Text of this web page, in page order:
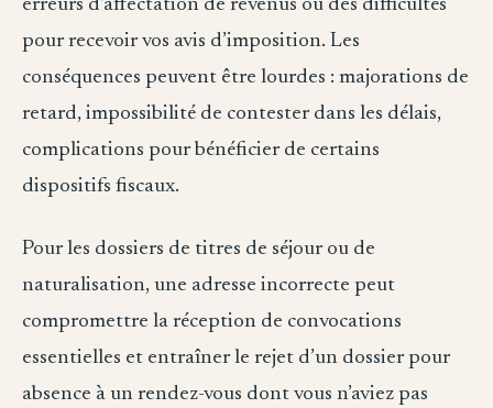
erreurs d’affectation de revenus ou des difficultés
pour recevoir vos avis d’imposition. Les
conséquences peuvent être lourdes : majorations de
retard, impossibilité de contester dans les délais,
complications pour bénéficier de certains
dispositifs fiscaux.
Pour les dossiers de titres de séjour ou de
naturalisation, une adresse incorrecte peut
compromettre la réception de convocations
essentielles et entraîner le rejet d’un dossier pour
absence à un rendez-vous dont vous n’aviez pas